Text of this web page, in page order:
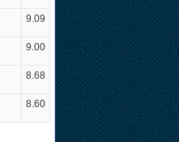
9.09
9.00
8.68
8.60